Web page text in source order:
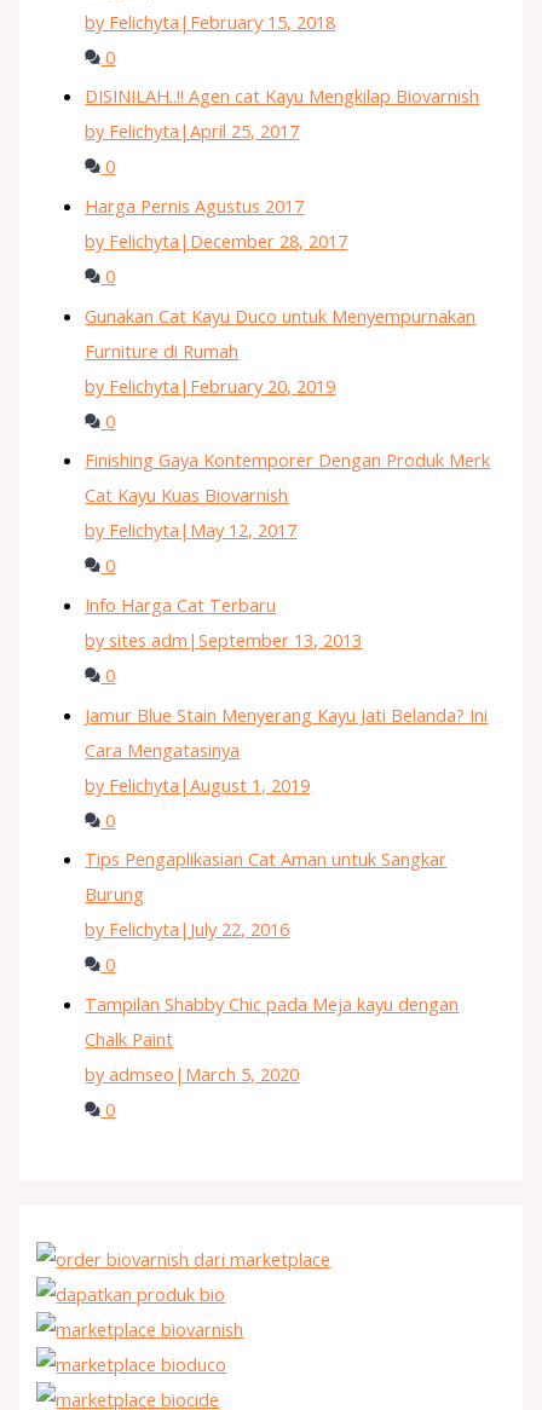
by Felichyta | February 15, 2018
0
DISINILAH..!! Agen cat Kayu Mengkilap Biovarnish
by Felichyta |April 25, 2017
0
Harga Pernis Agustus 2017
by Felichyta | December 28, 2017
0
Gunakan Cat Kayu Duco untuk Menyempurnakan
Furniture di Rumah
by Felichyta | February 20, 2019
0
Finishing Gaya Kontemporer Dengan Produk Merk
Cat Kayu Kuas Biovarnish
by Felichyta | May 12, 2017
0
Info Harga Cat Terbaru
by sites adm |September 13, 2013
0
Jamur Blue Stain Menyerang Kayu Jati Belanda? Ini
Cara Mengatasinya
by Felichyta |August 1, 2019
0
Tips Pengaplikasian Cat Aman untuk Sangkar
Burung
by Felichyta | July 22, 2016
0
Tampilan Shabby Chic pada Meja kayu dengan
Chalk Paint
by admseo | March 5, 2020
0